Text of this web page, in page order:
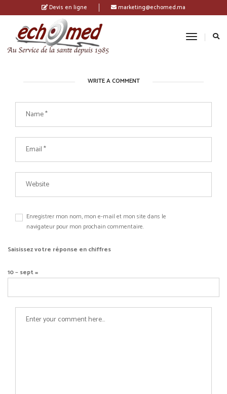
Devis en ligne marketing@echomed.ma
Toggle
WRITE A COMMENT
Enregistrer mon nom, mon e-mail et mon site dans le
navigateur pour mon prochain commentaire.
Saisissez votre réponse en chiffres
10 − sept =